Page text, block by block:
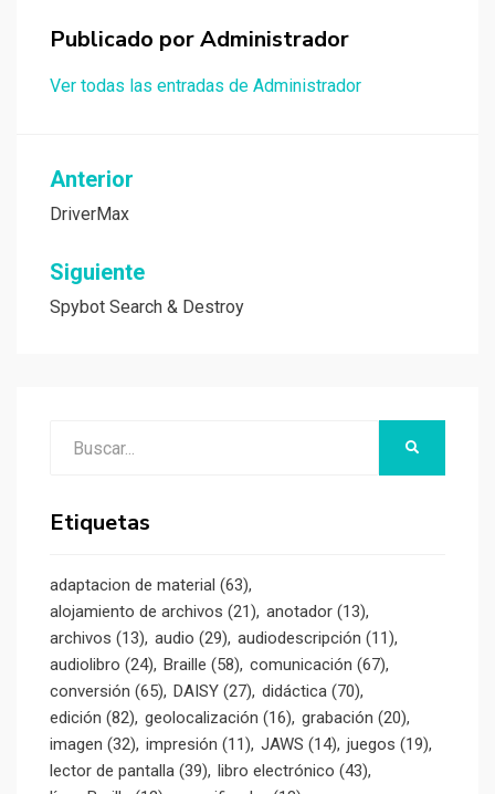
Publicado porAdministrador
Ver todas las entradas de Administrador
Navegación
de
entradas
Anterior
DriverMax
Siguiente
Spybot Search & Destroy
Etiquetas
adaptacion de material (63)
alojamiento de archivos (21) anotador (13)
archivos (13) audio (29) audiodescripción (11)
audiolibro (24) Braille (58) comunicación (67)
conversión (65) DAISY (27) didáctica (70)
edición (82) geolocalización (16) grabación (20)
imagen (32) impresión (11) JAWS (14) juegos (19)
lector de pantalla (39) libro electrónico (43)